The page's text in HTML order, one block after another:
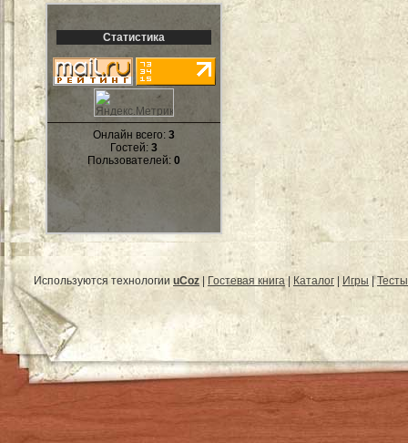
Статистика
Онлайн всего: 3
Гостей: 3
Пользователей: 0
Используются технологии uCoz | Гостевая книга | Каталог | Игры |Тесты